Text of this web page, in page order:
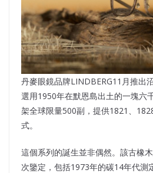
丹麥眼鏡品牌LINDBERG11月推出
選用1950年在默恩島出土的一塊六
架全球限量500副，提供1821、
式。
這個系列的誕生並非偶然。該古橡
次鑒定，包括1973年的碳14年代測